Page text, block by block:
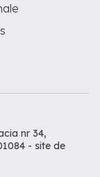
nr 34,
- site de